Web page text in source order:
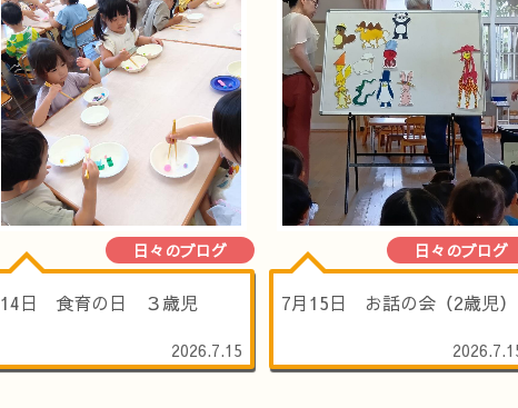
日々のブログ
14日 食育の日 ３歳児
2026.7.15
日々のブログ
7月15日 お話の会（2歳児）